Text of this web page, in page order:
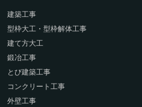
建築工事
型枠大工・型枠解体工事
建て方大工
鍛冶工事
とび建築工事
コンクリート工事
外壁工事